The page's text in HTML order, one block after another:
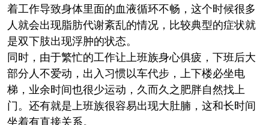
着工作导致身体里面的血液循环不畅，这个时候很多
人就会出现脂肪代谢紊乱的情况，比较典型的症状就
是双下肢出现浮肿的状态。
同时，由于繁忙的工作让上班族身心俱疲，下班后大
部分人不爱动，出入习惯以车代步，上下楼必坐电
梯，业余时间也很少运动，久而久之肥胖自然找上
门。还有就是上班族很容易出现大肚腩，这和长时间
坐着有直接关系。